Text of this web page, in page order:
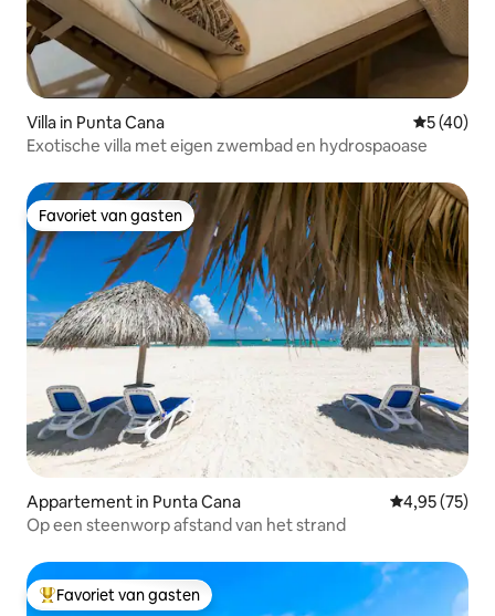
Villa in Punta Cana
5 (40)
Exotische villa met eigen zwembad en hydrospaoase
Favoriet van gasten
Favoriet van gasten
Appartement in Punta Cana Gemiddelde
4,95 (75)
Op een steenworp afstand van het strand
Topfavoriet van gasten
Favoriet van gasten